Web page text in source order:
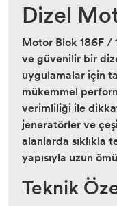
Dizel
Motor Blok 186F /
ve güvenilir bir
uygulamalar için
mükemmel
verimliliği ile
jeneratörler ve
alanlarda sıklıkla
yapısıyla uzun
Teknik